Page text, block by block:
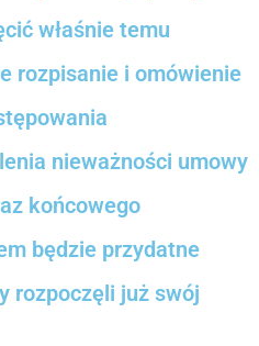
właśnie temu
rozpisanie i omówienie
nieważności umowy
końcowego
będzie przydatne
rozpoczęli już swój